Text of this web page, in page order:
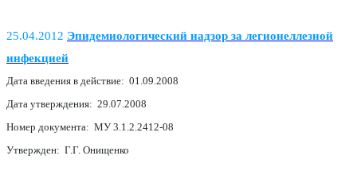
25.04.2012 Эпидемиологический надзор за легионеллезной
инфекцией
Дата введения в действие: 01.09.2008
Дата утверждения: 29.07.2008
Номер документа: МУ 3.1.2.2412-08
Утвержден: Г.Г. Онищенко